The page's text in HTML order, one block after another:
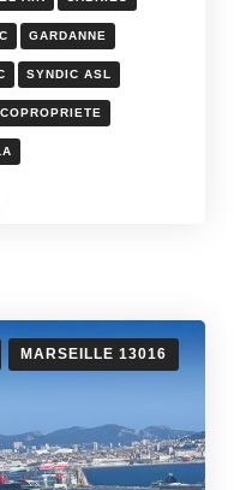
GARDANNE
SYNDIC ASL
MARSEILLE 13016